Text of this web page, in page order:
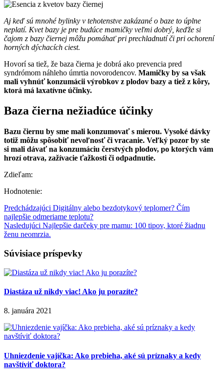
Aj keď sú mnohé bylinky v tehotenstve zakázané o baze to úplne
neplatí. Kvet bazy je pre budúce mamičky veľmi dobrý, keďže si
čajom z bazy čiernej môžu pomáhať pri prechladnutí či pri ochorení
horných dýchacích ciest.
Hovorí sa tiež, že baza čierna je dobrá ako prevencia pred
syndrómom náhleho úmrtia novorodencov. Mamičky by sa však
mali vyhnúť konzumácii výrobkov z plodov bazy a tiež z kôry,
ktorá má laxatívne účinky.
Baza čierna nežiadúce účinky
Bazu čiernu by sme mali konzumovať s mierou. Vysoké dávky
totiž môžu spôsobiť nevoľnosť či vracanie. Veľký pozor by ste
si mali dávať na konzumáciu čerstvých plodov, po ktorých vám
hrozí otrava, zažívacie ťažkosti či odpadnutie.
Zdieľam:
Hodnotenie:
Predchádzajúci Digitálny alebo bezdotykový teplomer? Čím
najlepšie odmeriame teplotu?
Nasledujúci Najlepšie darčeky pre mamu: 100 tipov, ktoré žiadnu
ženu neomrzia.
Súvisiace príspevky
Diastáza už nikdy viac! Ako ju porazíte?
8. januára 2021
Uhniezdenie vajíčka: Ako prebieha, aké sú príznaky a kedy
navštíviť doktora?